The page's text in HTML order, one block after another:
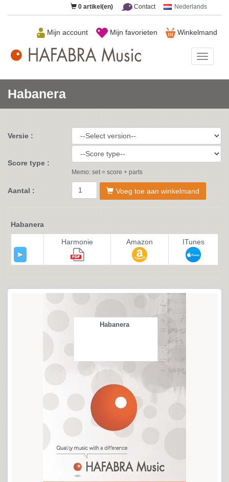
0 artikel(en) Contact Nederlands
Winkelmand
Mijn favorieten
Mijn account
Music
Habanera
Versie :
Score type :
Memo: set = score + parts
Aantal : Voeg toe aan winkelmand
Habanera
Harmonie Amazon ITunes
Habanera